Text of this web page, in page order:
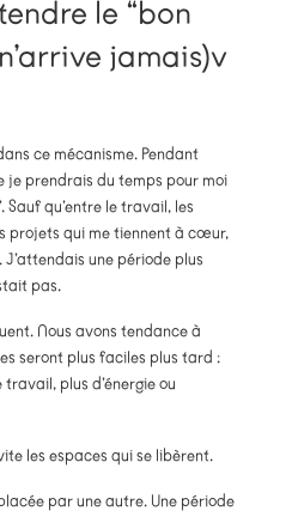
le “bon
jamais)v
ce mécanisme. Pendant
je prendrais du temps pour moi
Sauf qu’entre le travail, les
projets qui me tiennent à cœur,
une période plus
pas.
Nous avons tendance à
seront plus faciles plus tard :
plus d’énergie ou
les espaces qui se libèrent.
par une autre. Une période